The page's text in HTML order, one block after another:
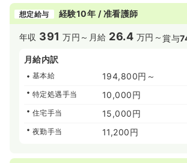
想定給与 経験10年 / 准看護師
年収 391 万円～ 月給 26.4 万円～賞与
月給内訳
基本給 194,800円～
特定処遇手当 10,000円
住宅手当 15,000円
夜勤手当 11,200円